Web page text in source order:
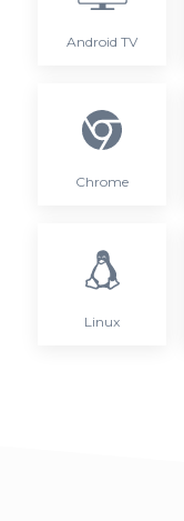
Android TV
Chrome
Linux